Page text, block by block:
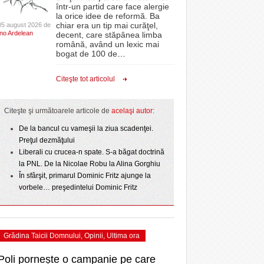
la
- acum 2 zile
cu o victorie
- 25 July 2026
Sărbătoarea continuă! Zeci de mii de oameni
au celebrat a treia seară la rând Ziua Timișoarei
- 2 August 2026
Iniţiativă inedită pentru Zilele Orașului
talentelor locale- 2 August 2026
View all
proiectelor derulate de instituție din fonduri
europene/FOTO
ANAF oferă persoanelor fizice posibilitatea să
beneficieze de Declarația Unică 212
2025
CLIPURI VIDEO
JOCURI ONLINE
DIVERSE
FARMACII DIN
GRĂDINIŢE DIN TIMIŞ
PRIMĂRIILE DIN TIMIŞ
SFATUL MEDICULUI
SFATURI JURIDICE
august 2026 de
Ardelean
într-un partid care face alergie
la orice idee de reformă. Ba
chiar era un tip mai curăţel,
decent, care stăpânea limba
română, având un lexic mai
bogat de 100 de
Citeşte tot articolul
Citeşte şi următoarele articole de acelaşi autor:
De la bancul cu vameşii la ziua scadenţei.
Preţul dezmăţului
Liberali cu crucea-n spate. S-a băgat doctrină
la PNL. De la Nicolae Robu la Alina Gorghiu
În sfârşit, primarul Dominic Fritz ajunge la
vorbele… preşedintelui Dominic Fritz
Grădina Taicii Domnului, Opinii, Ultima ora
pornește o campanie pe care